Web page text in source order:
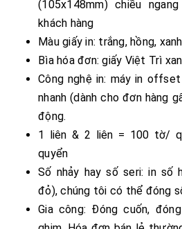
(105x148mm) chiều
khách hàng
Màu giấy in: trắng, hồng,
Bìa hóa đơn: giấy Việt Trì
Công nghệ in: máy in
nhanh (dành cho đơn hàng
động.
1 liên & 2 liên = 100 tờ/
quyển
Số nhảy hay số seri: in số
đỏ), chúng tôi có thể đóng
Gia công: Đóng cuốn,